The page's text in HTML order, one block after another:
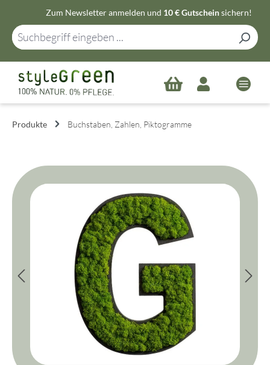
Zum Hauptinhalt springen
Zum Newsletter anmelden und 10 € Gutscheinsichern!
Produkte Buchstaben, Zahlen, Piktogramme
Bildergalerie überspringen